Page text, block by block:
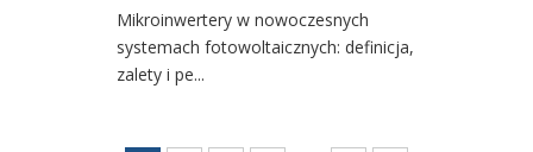
Mikroinwertery w nowoczesnych
systemach fotowoltaicznych: definicja,
zalety i pe...